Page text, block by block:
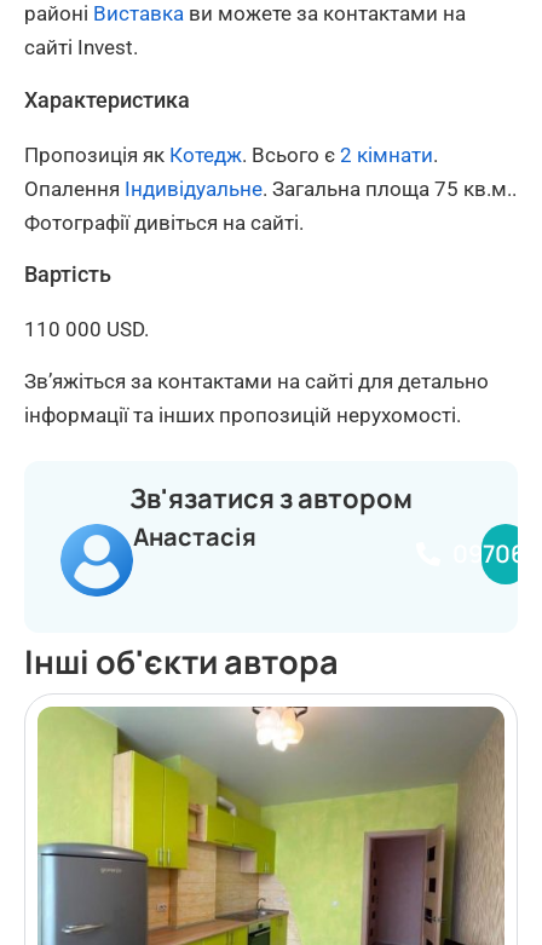
районі Виставка ви можете за контактами на
сайті Invest.
Характеристика
Пропозиція як Котедж. Всього є 2 кімнати.
Опалення Індивідуальне. Загальна площа 75 кв.м..
Фотографії дивіться на сайті.
Вартість
110 000 USD.
Зв’яжіться за контактами на сайті для детально
інформації та інших пропозицій нерухомості.
Зв'язатися з автором
Анастасія
Інші об'єкти автора